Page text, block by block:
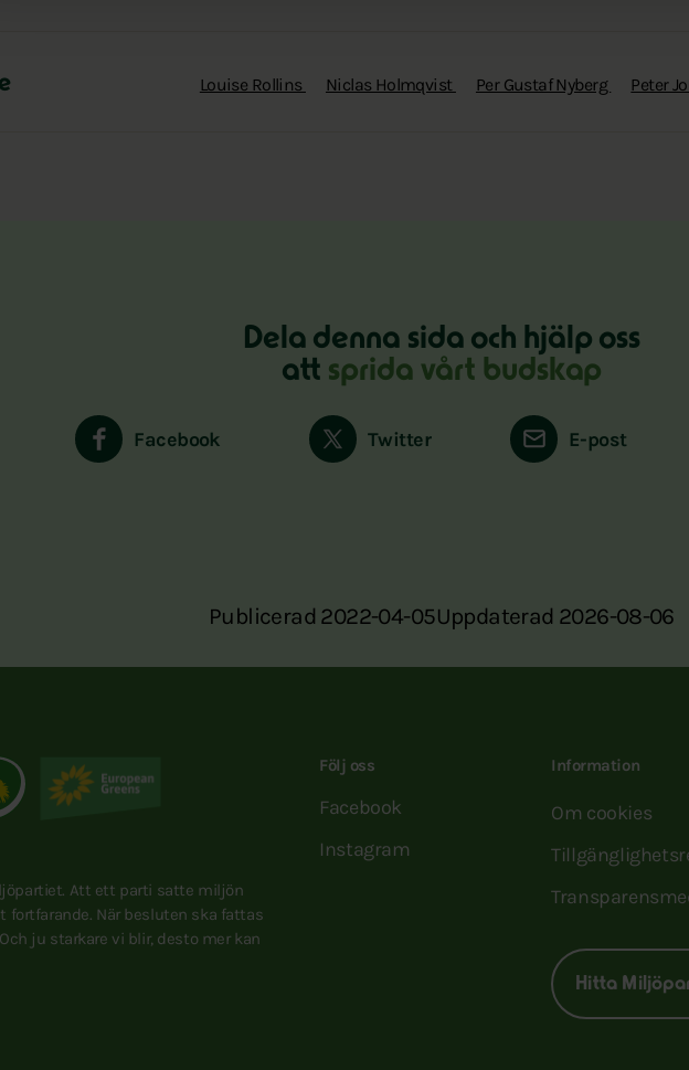
Louise Rollins Niclas Holmqvist Per Gustaf Nyberg Peter
Dela denna sida och hjälp oss
att sprida vårt budskap
Facebook Twitter E-post
Publicerad 2022-04-05Uppdaterad 2026-08-06
Att ett parti satte miljön
fortfarande. När besluten ska fattas
ju starkare vi blir, desto mer kan
Följ oss
Facebook
Instagram
Information
Om cookies
Hitta